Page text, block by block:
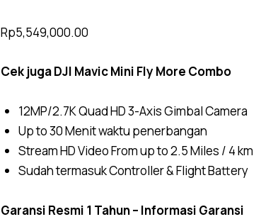
based on
Rp5,549,000.00
Cek jugaDJI Mavic Mini Fly More Combo
12MP/2.7K Quad HD 3-Axis Gimbal Camera
Up to 30 Menit waktu penerbangan
Stream HD Video From up to 2.5 Miles / 4 km
Sudah termasuk Controller & Flight Battery
Garansi Resmi 1 Tahun – Informasi Garansi